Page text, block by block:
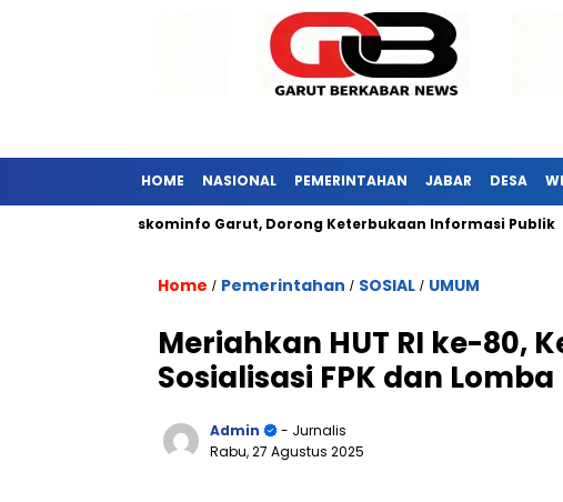
HOME NASIONAL PEMERINTAHAN JABAR DESA
Diskominfo Garut, Dorong Keterbukaan Informasi Publik
Home / Pemerintahan / SOSIAL / UMUM
Meriahkan HUT RI ke-80,
Sosialisasi FPK dan
Admin
- Jurnalis
Rabu, 27 Agustus 2025